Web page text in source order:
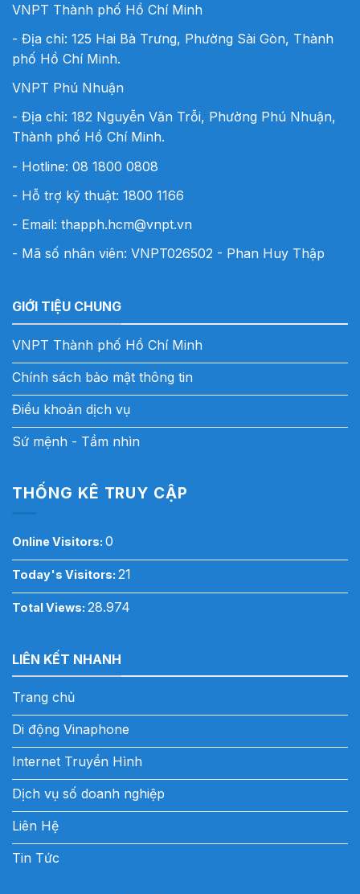
VNPT Thành phố Hồ Chí Minh
- Địa chỉ: 125 Hai Bà Trưng, Phường Sài Gòn, Thành
phố Hồ Chí Minh.
VNPT Phú Nhuận
- Địa chỉ: 182 Nguyễn Văn Trỗi, Phường Phú Nhuận,
Thành phố Hồ Chí Minh.
- Hotline: 08 1800 0808
- Hỗ trợ kỹ thuật: 1800 1166
- Email: thapph.hcm@vnpt.vn
- Mã số nhân viên: VNPT026502 - Phan Huy Thập
GIỚI TIỆU CHUNG
VNPT Thành phố Hồ Chí Minh
Chính sách bảo mật thông tin
Điều khoản dịch vụ
Sứ mệnh - Tầm nhìn
THỐNG KÊ TRUY CẬP
Online Visitors: 0
Today's Visitors: 21
Total Views: 28.974
LIÊN KẾT NHANH
Trang chủ
Di động Vinaphone
Internet Truyền Hình
Dịch vụ số doanh nghiệp
Liên Hệ
Tin Tức